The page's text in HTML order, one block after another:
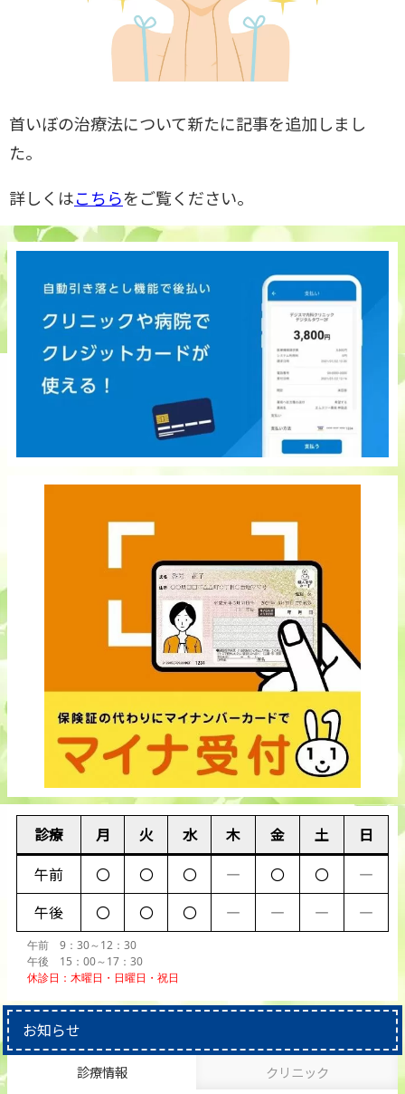
首いぼの治療法について新たに記事を追加しまし
た。
詳しくはこちらをご覧ください。
診療 月 火 水 木 金 土
日
午前
〇 〇 〇 ― 〇 〇
―
午後
〇 〇 〇 ― ― ― ―
午前 9：30～12：30
午後 15：00～17：30
休診日：木曜日・日曜日・祝日
お知らせ
診療情報 クリニック